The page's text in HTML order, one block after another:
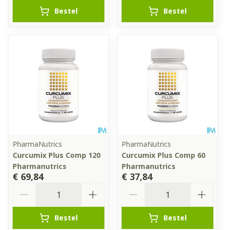
Bestel Bestel
PharmaNutrics
Curcumix Plus Comp 120
Pharmanutrics
€ 69,84
Bestel
PharmaNutrics
Curcumix Plus Comp 60
Pharmanutrics
€ 37,84
Bestel